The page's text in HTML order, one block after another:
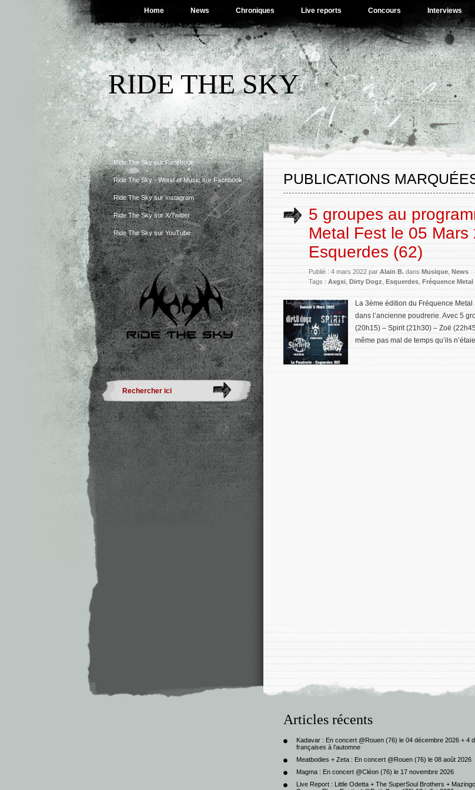
Home News Chroniques Live reports Concours Interviews
RIDE THE SKY
Ride The Sky sur Facebook
Ride The Sky - World of Music sur Facebook
Ride The Sky sur Instagram
Ride The Sky sur X/Twitter
Ride The Sky sur YouTube
PUBLICATIONS
5 groupes au
Metal Fest le 05 Mars
Esquerdes (62)
Publié : 4 mars 2022 par Alain B. dans Musique News
Tags : Axgxi Dirty Dogz Esquerdes Fréquence Metal
La 3ème édition du Fréquence
dans l’ancienne poudrerie. Avec 5
(20h15) – Spirit (21h30) – Zoë
même pas mal de temps qu’ils
Articles récents
Kadavar : En concert @Rouen (76) le 04 décembre 2026 + 4
françaises à l’automne
Meatbodies + Zeta : En concert @Rouen (76) le 08 août 2026
Magma : En concert @Cléon (76) le 17 novembre 2026
Live Report : Little Odetta + The SuperSoul Brothers +